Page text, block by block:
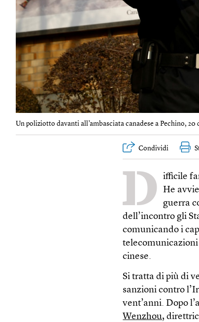
Un poliziotto davanti all’ambasciata canadese a Pechino, 20
Condividi
D
ifficile
He
guerra
dell’incontro gli
comunicando i
telecomunicazioni
cinese.
Si tratta di più di
sanzioni contro
vent’anni. Dopo
Wenzhou,